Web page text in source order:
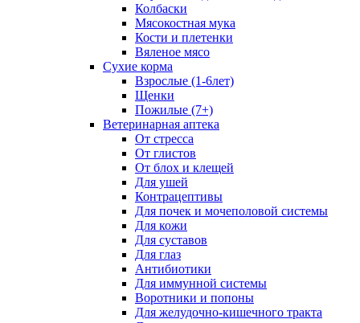
Колбаски
Мясокостная мука
Кости и плетенки
Вяленое мясо
Сухие корма
Взрослые (1-6лет)
Щенки
Пожилые (7+)
Ветеринарная аптека
От стресса
От глистов
От блох и клещей
Для ушей
Контрацептивы
Для почек и мочеполовой системы
Для кожи
Для суставов
Для глаз
Антибиотики
Для иммунной системы
Воротники и попоны
Для желудочно-кишечного тракта